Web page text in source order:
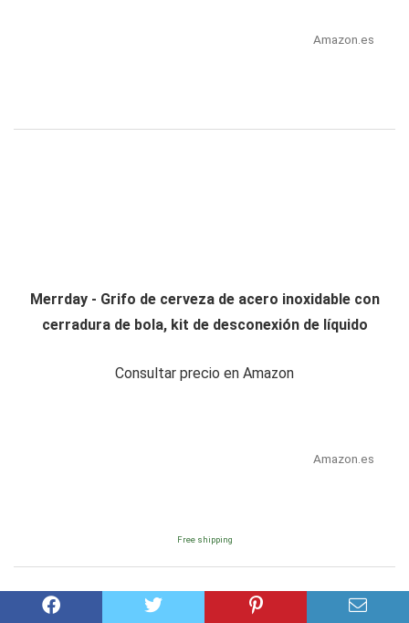
Amazon.es
Merrday - Grifo de cerveza de acero inoxidable con
cerradura de bola, kit de desconexión de líquido
Consultar precio en Amazon
Amazon.es
Free shipping